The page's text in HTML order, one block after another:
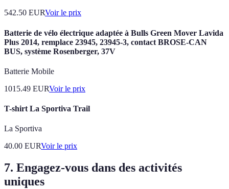
542.50 EURVoir le prix
Batterie de vélo électrique adaptée à Bulls Green Mover Lavida
Plus 2014, remplace 23945, 23945-3, contact BROSE-CAN
BUS, système Rosenberger, 37V
Batterie Mobile
1015.49 EURVoir le prix
T-shirt La Sportiva Trail
La Sportiva
40.00 EURVoir le prix
7. Engagez-vous dans des activités
uniques